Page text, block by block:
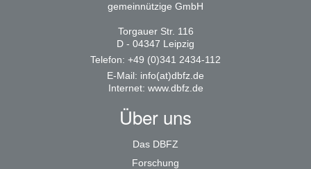
gemeinnützige GmbH
Torgauer Str. 116
D - 04347 Leipzig
Telefon: +49 (0)341 2434-112
E-Mail: info(at)dbfz.de
Internet: www.dbfz.de
Über uns
Das DBFZ
Forschung